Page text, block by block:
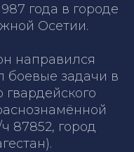
года в городе
Осетии.
направился
боевые задачи в
гвардейского
87852, город